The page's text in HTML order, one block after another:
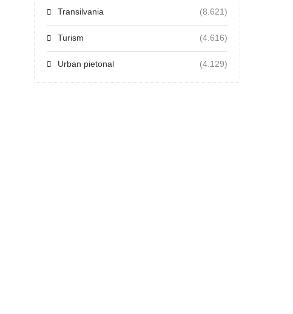
Transilvania (8.621)
Turism (4.616)
Urban pietonal (4.129)